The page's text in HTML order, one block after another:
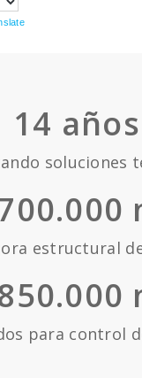
14 años
soluciones
estructural
para control